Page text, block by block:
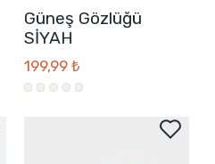
Güneş Gözlüğü
SİYAH
199,99 ₺